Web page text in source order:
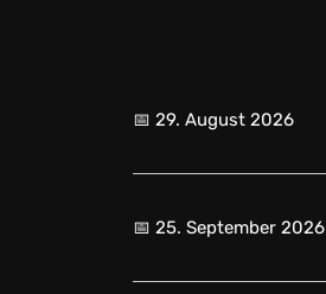
📅 29. August 2026
📅 25. September 2026